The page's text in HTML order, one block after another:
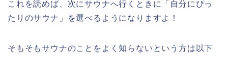
これを読めば、次にサウナへ行くときに「自分にぴっ
たりのサウナ」を選べるようになりますよ！
そもそもサウナのことをよく知らないという方は以下